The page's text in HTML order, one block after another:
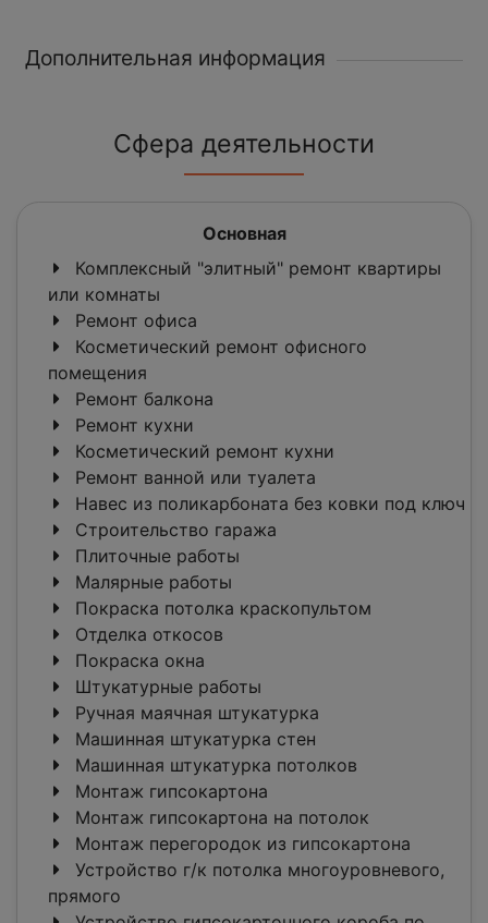
Дополнительная информация
Сфера деятельности
Основная
Комплексный "элитный" ремонт квартиры
или комнаты
Ремонт офиса
Косметический ремонт офисного
помещения
Ремонт балкона
Ремонт кухни
Косметический ремонт кухни
Ремонт ванной или туалета
Навес из поликарбоната без ковки под ключ
Строительство гаража
Плиточные работы
Малярные работы
Покраска потолка краскопультом
Отделка откосов
Покраска окна
Штукатурные работы
Ручная маячная штукатурка
Машинная штукатурка стен
Машинная штукатурка потолков
Монтаж гипсокартона
Монтаж гипсокартона на потолок
Монтаж перегородок из гипсокартона
Устройство г/к потолка многоуровневого,
прямого